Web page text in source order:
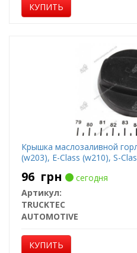
КУПИТЬ
Крышка маслозаливной
(w203), E-Class (w210), S-
96 грн
сегодня
Артикул:
TRUCKTEC
AUTOMOTIVE
КУПИТЬ